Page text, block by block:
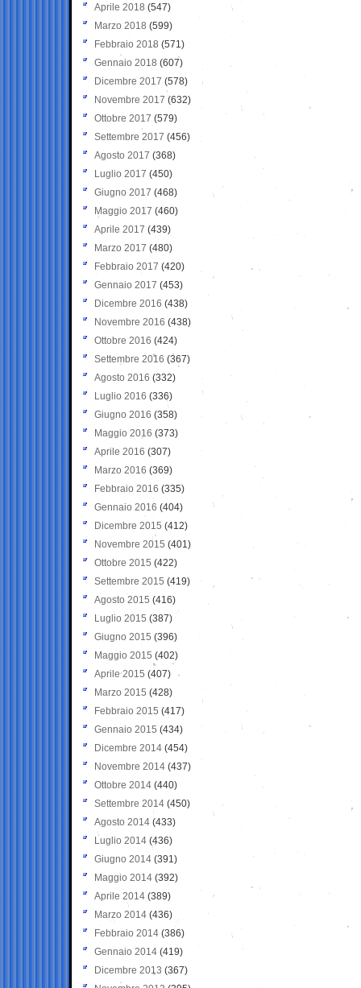
Aprile 2018 (547)
Marzo 2018 (599)
Febbraio 2018 (571)
Gennaio 2018 (607)
Dicembre 2017 (578)
Novembre 2017 (632)
Ottobre 2017 (579)
Settembre 2017 (456)
Agosto 2017 (368)
Luglio 2017 (450)
Giugno 2017 (468)
Maggio 2017 (460)
Aprile 2017 (439)
Marzo 2017 (480)
Febbraio 2017 (420)
Gennaio 2017 (453)
Dicembre 2016 (438)
Novembre 2016 (438)
Ottobre 2016 (424)
Settembre 2016 (367)
Agosto 2016 (332)
Luglio 2016 (336)
Giugno 2016 (358)
Maggio 2016 (373)
Aprile 2016 (307)
Marzo 2016 (369)
Febbraio 2016 (335)
Gennaio 2016 (404)
Dicembre 2015 (412)
Novembre 2015 (401)
Ottobre 2015 (422)
Settembre 2015 (419)
Agosto 2015 (416)
Luglio 2015 (387)
Giugno 2015 (396)
Maggio 2015 (402)
Aprile 2015 (407)
Marzo 2015 (428)
Febbraio 2015 (417)
Gennaio 2015 (434)
Dicembre 2014 (454)
Novembre 2014 (437)
Ottobre 2014 (440)
Settembre 2014 (450)
Agosto 2014 (433)
Luglio 2014 (436)
Giugno 2014 (391)
Maggio 2014 (392)
Aprile 2014 (389)
Marzo 2014 (436)
Febbraio 2014 (386)
Gennaio 2014 (419)
Dicembre 2013 (367)